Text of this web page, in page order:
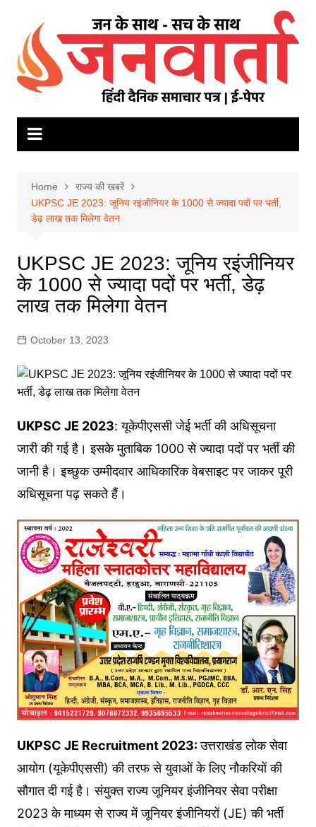
content
Home
राज्य की खबरें
UKPSC JE 2023: जूनिय रइंजीनियर के 1000 से ज्यादा पदों पर भर्ती,
डेढ़ लाख तक मिलेगा वेतन
UKPSC JE 2023: जूनिय रइंजीनियर
के 1000 से ज्यादा पदों पर भर्ती, डेढ़
लाख तक मिलेगा वेतन
October 13, 2023
UKPSC JE 2023: यूकेपीएससी जेई भर्ती की अधिसूचना
जारी की गई है। इसके मुताबिक 1000 से ज्यादा पदों पर भर्ती की
जानी है। इच्छुक उम्मीदवार आधिकारिक वेबसाइट पर जाकर पूरी
अधिसूचना पढ़ सकते हैं।
UKPSC JE Recruitment 2023:उत्तराखंड लोक सेवा
आयोग (यूकेपीएससी) की तरफ से युवाओं के लिए नौकरियों की
सौगात दी गई है। संयुक्त राज्य जूनियर इंजीनियर सेवा परीक्षा
2023 के माध्यम से राज्य में जूनियर इंजीनियरों (JE) की भर्ती